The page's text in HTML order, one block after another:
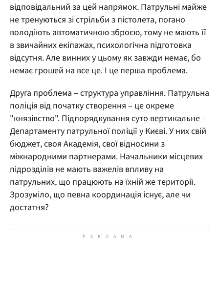
відповідальний за цей напрямок. Патрульні майже
не тренуються зі стрільби з пістолета, погано
володіють автоматичною зброєю, тому не мають її
в звичайних екіпажах, психологічна підготовка
відсутня. Але винних у цьому як завжди немає, бо
немає грошей на все це. І це перша проблема.
Друга проблема – структура управління. Патрульна
поліція від початку створення – це окреме
"князівство". Підпорядкування суто вертикальне –
Департаменту патрульної поліції у Києві. У них свій
бюджет, своя Академія, свої відносини з
міжнародними партнерами. Начальники місцевих
підрозділів не мають важелів впливу на
патрульних, що працюють на їхній же території.
Зрозуміло, що певна координація існує, але чи
достатня?